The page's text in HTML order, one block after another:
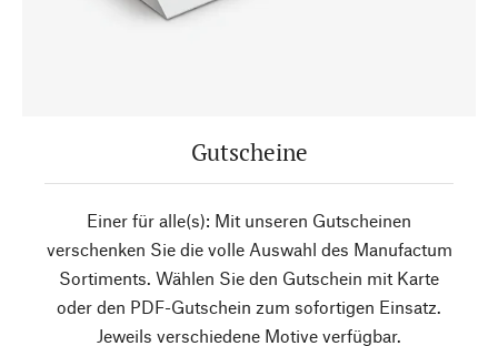
Gutscheine
Einer für alle(s): Mit unseren Gutscheinen
verschenken Sie die volle Auswahl des Manufactum
Sortiments. Wählen Sie den Gutschein mit Karte
oder den PDF-Gutschein zum sofortigen Einsatz.
Jeweils verschiedene Motive verfügbar.